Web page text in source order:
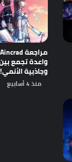
وجاذبية الأنمي!
منذ 4 أسابيع